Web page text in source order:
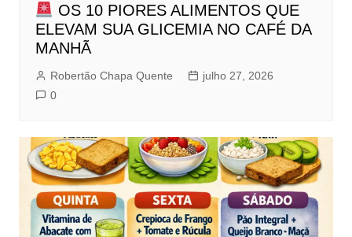
OS 10 PIORES ALIMENTOS QUE
ELEVAM SUA GLICEMIA NO CAFÉ DA
MANHÃ
Robertão Chapa Quente
julho 27, 2026
0